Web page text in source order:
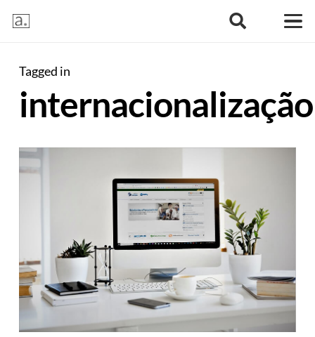
Tagged in
internacionalização